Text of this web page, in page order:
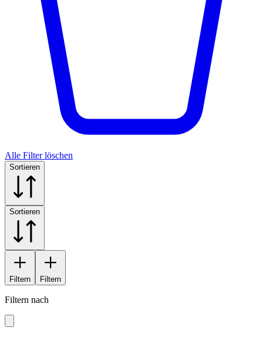
Alle Filter löschen
Sortieren
Sortieren
Filtern Filtern
Filtern nach